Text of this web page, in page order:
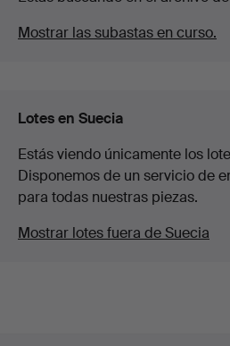
Mostrar las subastas en curso.
Lotes en Suecia
Estás viendo únicamente los
Disponemos de un servicio de
para todas nuestras piezas.
Mostrar lotes fuera de Suecia